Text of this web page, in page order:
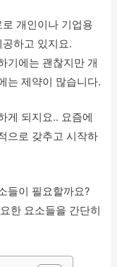
개인이나 기업용
하고 있지요.
기에는 괜찮지만 개
는 제약이 많습니다.
게 되지요.. 요즘에
으로 갖추고 시작하
들이 필요할까요?
한 요소들을 간단히